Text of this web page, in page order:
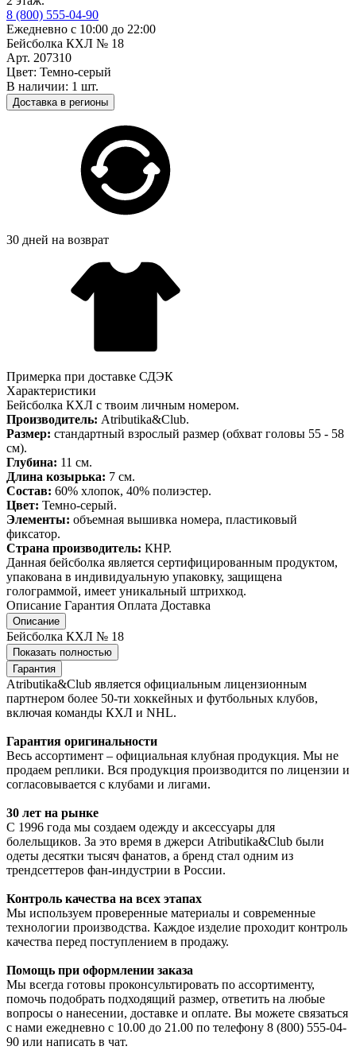
8 (800) 555-04-90
Ежедневно с 10:00 до 22:00
Бейсболка КХЛ № 18
Арт. 207310
Цвет: Темно-серый
В наличии: 1 шт.
Доставка в регионы
30 дней на возврат
Примерка при доставке СДЭК
Характеристики
Бейсболка КХЛ с твоим личным номером.
Производитель: Atributika&Club.
Размер: стандартный взрослый размер (обхват головы 55 - 58
см).
Глубина: 11 см.
Длина козырька: 7 см.
Состав: 60% хлопок, 40% полиэстер.
Цвет: Темно-серый.
Элементы: объемная вышивка номера, пластиковый
фиксатор.
Страна производитель: КНР.
Данная бейсболка является сертифицированным продуктом,
упакована в индивидуальную упаковку, защищена
голограммой, имеет уникальный штрихкод.
Описание Гарантия Оплата Доставка
Описание
Бейсболка КХЛ № 18
Показать полностью
Гарантия
Atributika&Club является официальным лицензионным
партнером более 50-ти хоккейных и футбольных клубов,
включая команды КХЛ и NHL.
Гарантия оригинальности
Весь ассортимент – официальная клубная продукция. Мы не
продаем реплики. Вся продукция производится по лицензии и
согласовывается с клубами и лигами.
30 лет на рынке
С 1996 года мы создаем одежду и аксессуары для
болельщиков. За это время в джерси Atributika&Club были
одеты десятки тысяч фанатов, а бренд стал одним из
трендсеттеров фан-индустрии в России.
Контроль качества на всех этапах
Мы используем проверенные материалы и современные
технологии производства. Каждое изделие проходит контроль
качества перед поступлением в продажу.
Помощь при оформлении заказа
Мы всегда готовы проконсультировать по ассортименту,
помочь подобрать подходящий размер, ответить на любые
вопросы о нанесении, доставке и оплате. Вы можете связаться
с нами ежедневно с 10.00 до 21.00 по телефону 8 (800) 555-04-
90 или написать в чат.